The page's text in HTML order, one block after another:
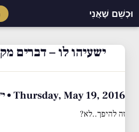
וּכְשֵׁם שֶׁאֲנִי
ישעיהו לו – דברים
Thursday, May 19, 2016 • י״א אייר תשע״ו
זה להיפך..לא?